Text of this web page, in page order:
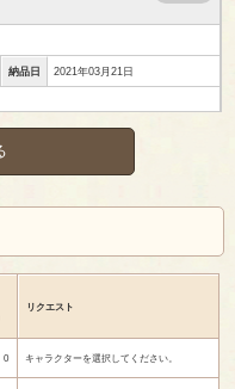
納品日 2021年03月21日
リクエスト
0 キャラクターを選択してください。